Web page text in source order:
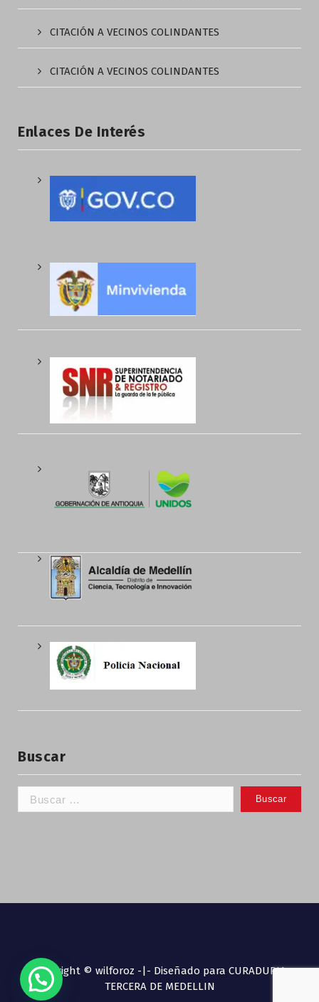
CITACIÓN A VECINOS COLINDANTES
CITACIÓN A VECINOS COLINDANTES
Enlaces De Interés
Buscar
Copyright © wilforoz -|- Diseñado para CURADURIA
TERCERA DE MEDELLIN